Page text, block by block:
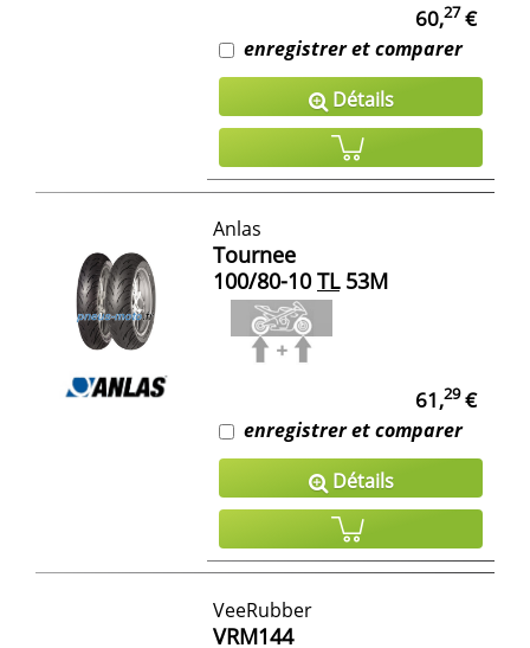
60,27 €
enregistrer et comparer
Détails
Anlas
Tournee
100/80-10 TL53M
61,29€
enregistrer et comparer
Détails
VeeRubber
VRM144